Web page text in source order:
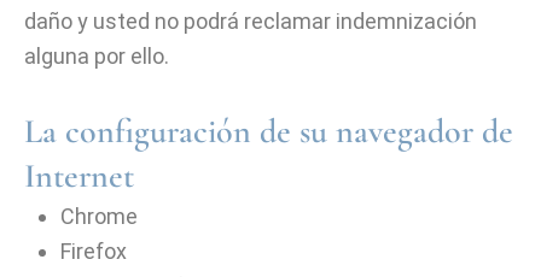
daño y usted no podrá reclamar indemnización
alguna por ello.
La configuración de su navegador de
Internet
Chrome
Firefox